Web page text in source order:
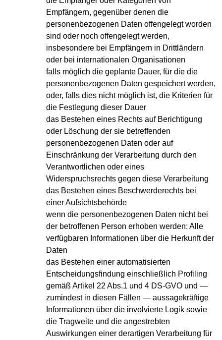
Empfängern, gegenüber denen die
personenbezogenen Daten offengelegt worden
sind oder noch offengelegt werden,
insbesondere bei Empfängern in Drittländern
oder bei internationalen Organisationen
falls möglich die geplante Dauer, für die die
personenbezogenen Daten gespeichert werden,
oder, falls dies nicht möglich ist, die Kriterien für
die Festlegung dieser Dauer
das Bestehen eines Rechts auf Berichtigung
oder Löschung der sie betreffenden
personenbezogenen Daten oder auf
Einschränkung der Verarbeitung durch den
Verantwortlichen oder eines
Widerspruchsrechts gegen diese Verarbeitung
das Bestehen eines Beschwerderechts bei
einer Aufsichtsbehörde
wenn die personenbezogenen Daten nicht bei
der betroffenen Person erhoben werden: Alle
verfügbaren Informationen über die Herkunft der
Daten
das Bestehen einer automatisierten
Entscheidungsfindung einschließlich Profiling
gemäß Artikel 22 Abs.1 und 4 DS-GVO und —
zumindest in diesen Fällen — aussagekräftige
Informationen über die involvierte Logik sowie
die Tragweite und die angestrebten
Auswirkungen einer derartigen Verarbeitung für